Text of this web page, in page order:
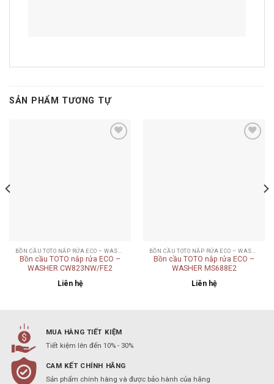
SẢN PHẨM TƯƠNG TỰ
Bồn cầu TOTO nắp rửa ECO –
WASHER CW823NW/FE2
Liên hệ
Bồn cầu TOTO nắp rửa ECO –
WASHER MS688E2
Liên hệ
MUA HÀNG TIẾT KIỆM
Tiết kiệm lên đến 10% - 30%
CAM KẾT CHÍNH HÃNG
Sản phẩm chính hàng và được bảo hành của hãng